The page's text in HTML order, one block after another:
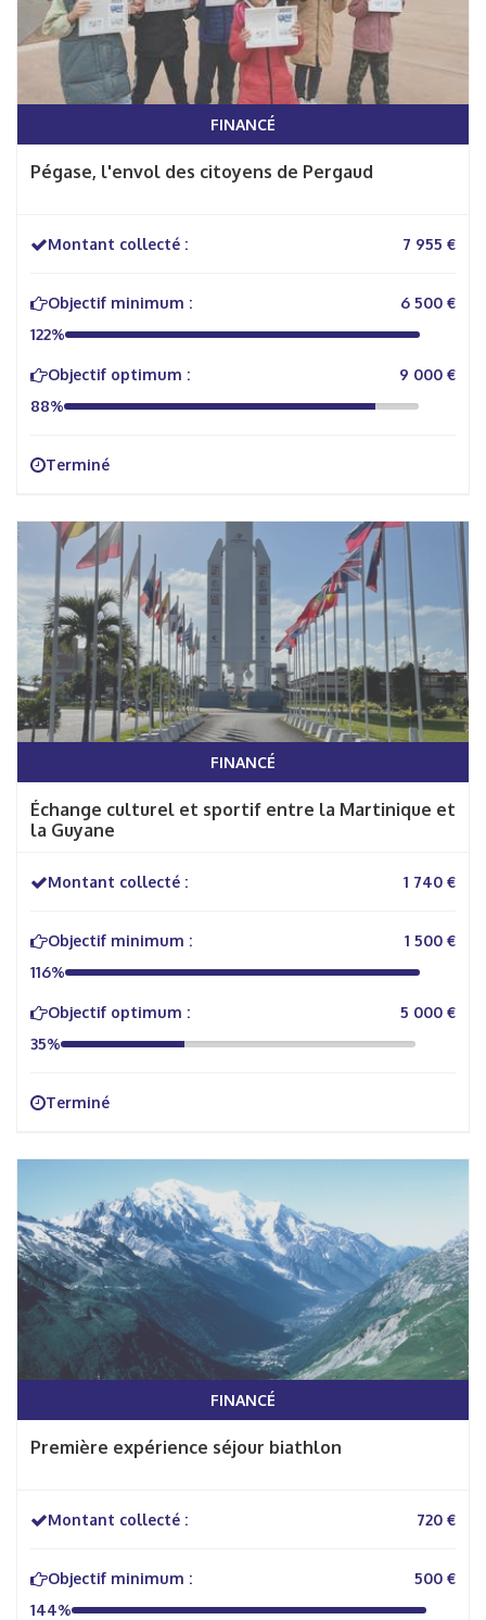
FINANCÉ
Pégase, l'envol des citoyens de Pergaud
Montant collecté : 7 955 €
Objectif minimum :
6 500 €
122%
Objectif optimum :
9 000 €
88%
Terminé
FINANCÉ
Échange culturel et sportif entre la Martinique et
la Guyane
Montant collecté : 1 740 €
Objectif minimum :
1 500 €
116%
Objectif optimum :
5 000 €
35%
Terminé
FINANCÉ
Première expérience séjour biathlon
Montant collecté : 720 €
Objectif minimum :
500 €
144%